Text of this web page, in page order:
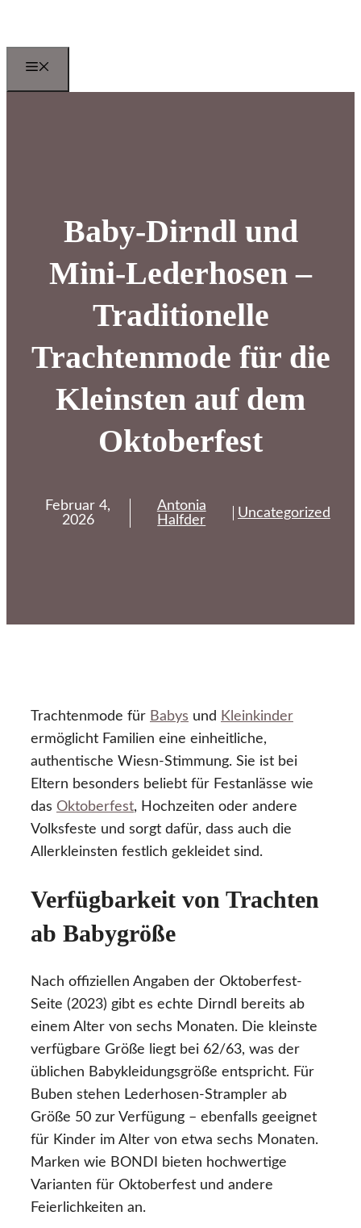
springen
Baby-Dirndl und
Mini-Lederhosen –
Traditionelle
Trachtenmode für die
Kleinsten auf dem
Oktoberfest
Februar 4,
2026
Antonia
Halfder
Uncategorized
Trachtenmode für Babys und Kleinkinder
ermöglicht Familien eine einheitliche,
authentische Wiesn-Stimmung. Sie ist bei
Eltern besonders beliebt für Festanlässe wie
das Oktoberfest, Hochzeiten oder andere
Volksfeste und sorgt dafür, dass auch die
Allerkleinsten festlich gekleidet sind.
Verfügbarkeit von Trachten
ab Babygröße
Nach offiziellen Angaben der Oktoberfest-
Seite (2023) gibt es echte Dirndl bereits ab
einem Alter von sechs Monaten. Die kleinste
verfügbare Größe liegt bei 62/63, was der
üblichen Babykleidungsgröße entspricht. Für
Buben stehen Lederhosen-Strampler ab
Größe 50 zur Verfügung – ebenfalls geeignet
für Kinder im Alter von etwa sechs Monaten.
Marken wie BONDI bieten hochwertige
Varianten für Oktoberfest und andere
Feierlichkeiten an.